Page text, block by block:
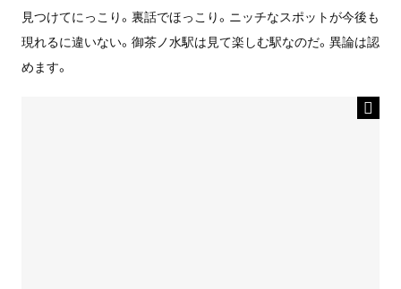
見つけてにっこり。裏話でほっこり。ニッチなスポットが今後も
現れるに違いない。御茶ノ水駅は見て楽しむ駅なのだ。異論は認
めます。